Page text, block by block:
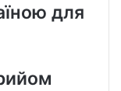
для